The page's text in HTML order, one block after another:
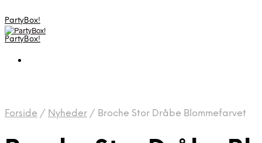
PartyBox!
PartyBox!
Forside / Nyheder / Broche Stor Dråbe Blommefarvet